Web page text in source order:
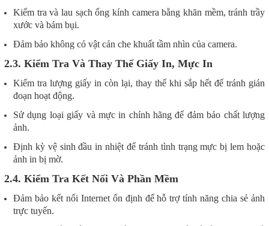
Kiểm tra và lau sạch ống kính camera bằng khăn mềm, tránh trầy
xước và bám bụi.
Đảm bảo không có vật cản che khuất tầm nhìn của camera.
2.3. Kiểm Tra Và Thay Thế Giấy In, Mực In
Kiểm tra lượng giấy in còn lại, thay thế khi sắp hết để tránh gián
đoạn hoạt động.
Sử dụng loại giấy và mực in chính hãng để đảm bảo chất lượng
ảnh.
Định kỳ vệ sinh đầu in nhiệt để tránh tình trạng mực bị lem hoặc
ảnh in bị mờ.
2.4. Kiểm Tra Kết Nối Và Phần Mềm
Đảm bảo kết nối Internet ổn định để hỗ trợ tính năng chia sẻ ảnh
trực tuyến.